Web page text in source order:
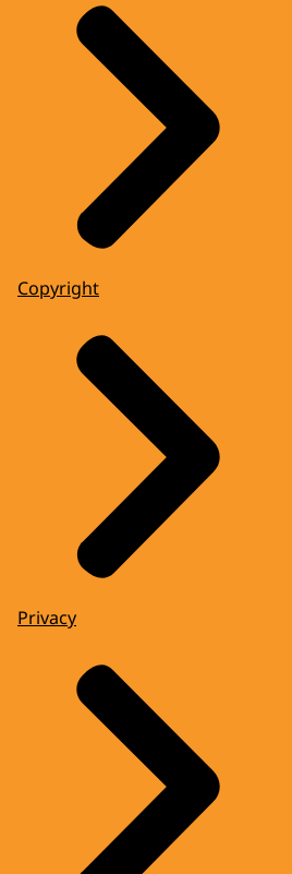
Copyright
Privacy